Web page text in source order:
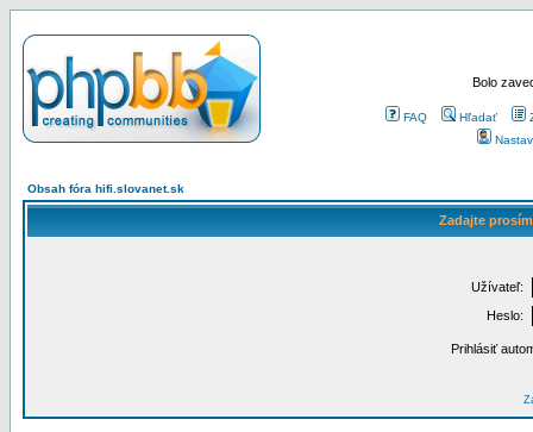
Bolo
FAQ Hľadať
Obsah fóra hifi.slovanet.sk
Zadajte
Užívateľ:
Heslo:
Prihlásiť